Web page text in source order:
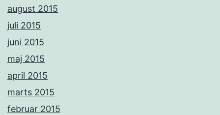
august 2015
juli 2015
juni 2015
maj 2015
april 2015
marts 2015
februar 2015